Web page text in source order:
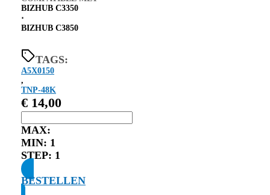
BIZHUB C3350
⋅
BIZHUB C3850
TAGS:
A5X0150
,
TNP-48K
€ 14,00
MAX:
MIN: 1
STEP: 1
BESTELLEN